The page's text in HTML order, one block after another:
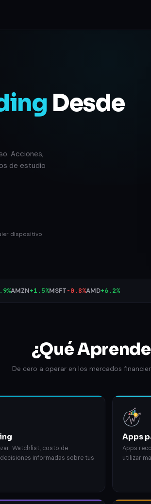
Desde
Acciones,
de estudio
dispositivo
+1.5%MSFT-0.8%AMD+6.2%
¿Qué
De cero a operar en los mercados
Watchlist, costo de
informadas sobre tus
Apps
Apps
utilizar